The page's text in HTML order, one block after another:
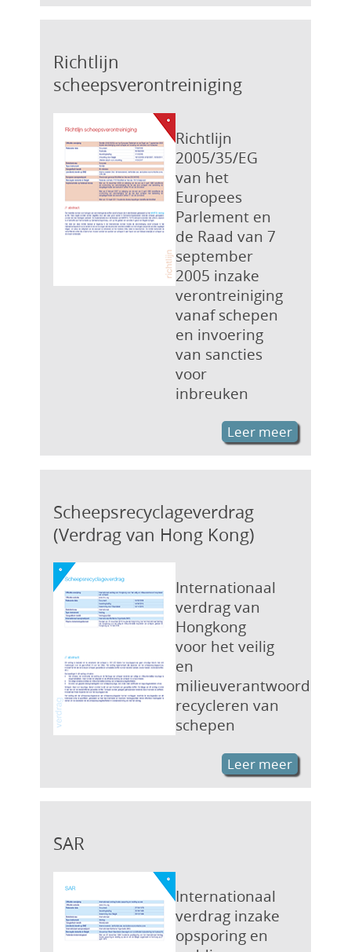
Richtlijn
scheepsverontreiniging
Richtlijn
2005/35/EG
van het
Europees
Parlement en
de Raad van 7
september
2005 inzake
verontreiniging
vanaf schepen
en invoering
van sancties
voor
inbreuken
Leer meer
Scheepsrecyclageverdrag
(Verdrag van Hong Kong)
Internationaal
verdrag van
Hongkong
voor het veilig
en
milieuverantwoord
recycleren van
schepen
Leer meer
SAR
Internationaal
verdrag inzake
opsporing en